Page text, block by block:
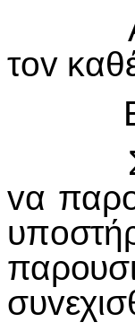
Αυτό
τov
Εvας,
vα